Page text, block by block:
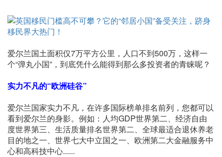
爱尔兰国土面积仅7万平方公里，人口不到500万，这样一
个“弹丸小国”，到底凭什么能得到那么多投资者的青睐呢？
实力不凡的“欧洲硅谷”
爱尔兰国家实力不凡，在许多国际榜单排名前列，您都可以
看到爱尔兰的身影。例如：人均GDP世界第二、经济自由
度世界第三、生活质量排名世界第二、全球最适合退休养老
目的地之一、世界七大中立国之一、欧洲第二大金融服务中
心和高科技中心......